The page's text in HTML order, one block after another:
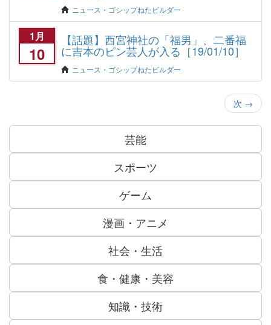
ニュース・ゴシップねたビルダー
1月
10
【話題】西宮神社の「福男」、二番福
に吉本のピン芸人が入る［19/01/10］
ニュース・ゴシップねたビルダー
次 →
芸能
スポーツ
ゲーム
漫画・アニメ
社会・生活
食・健康・美容
知識・技術